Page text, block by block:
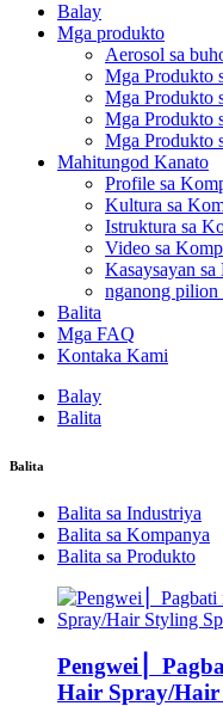
Balay
Mga produkto
Aerosol sa
Mga Produkto
Mga Produkto
Mga Produkto
Mga Produkto
Mahitungod Kanato
Profile sa
Kultura sa
Istruktura sa
Video sa
Kasaysayan
nganong
Balita
Mga FAQ
Kontaka Kami
Balay
Balita
Balita
Balita sa Industriya
Balita sa Kompanya
Balita sa Produkto
Pengwei
Hair Spray/